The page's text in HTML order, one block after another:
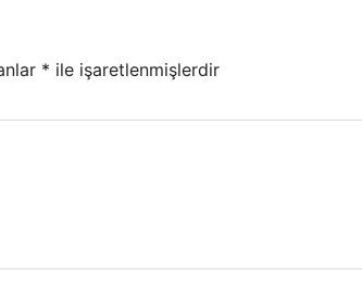
* ile işaretlenmişlerdir